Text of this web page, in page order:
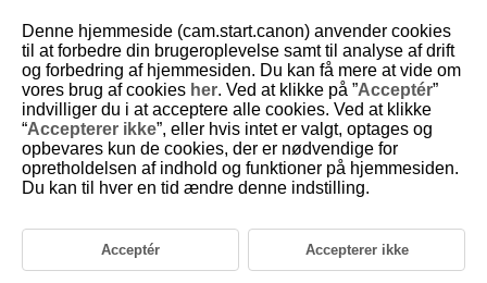
D146-173
Dato/Tid/Zone
Når du tænder for strømmen første gang, eller hvis dato/tid/zone er
Da de optagne billeder vedhæftes optagelsesdatoen og -tiden, skal du
sørge for at indstille din dato/tid.
Denne hjemmeside (cam.start.canon) anvender cookies
til at forbedre din brugeroplevelse samt til analyse af drift
og forbedring af hjemmesiden. Du kan få mere at vide om
vores brug af cookies her. Ved at klikke på ”Acceptér”
indvilliger du i at acceptere alle cookies. Ved at klikke
“Accepterer ikke”, eller hvis intet er valgt, optages og
opbevares kun de cookies, der er nødvendige for
opretholdelsen af indhold og funktioner på hjemmesiden.
Du kan til hver en tid ændre denne indstilling.
Acceptér Accepterer ikke